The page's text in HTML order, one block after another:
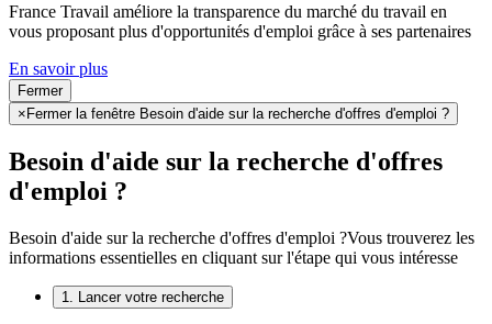
France Travail améliore la transparence du marché du travail en
vous proposant plus d'opportunités d'emploi grâce à ses partenaires
En savoir plus
Fermer
× Fermer la fenêtre Besoin d'aide sur la recherche d'offres d'emploi ?
Besoin d'aide sur la recherche d'offres
d'emploi ?
Besoin d'aide sur la recherche d'offres d'emploi ?Vous trouverez les
informations essentielles en cliquant sur l'étape qui vous intéresse
1. Lancer votre recherche